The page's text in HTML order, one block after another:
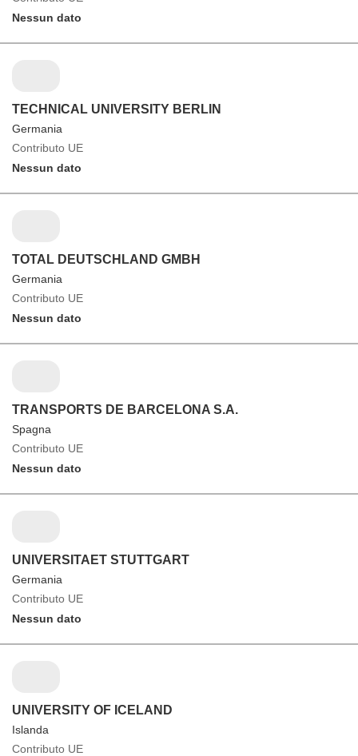
Nessun dato
TECHNICAL UNIVERSITY BERLIN
Germania
Contributo UE
Nessun dato
TOTAL DEUTSCHLAND GMBH
Germania
Contributo UE
Nessun dato
TRANSPORTS DE BARCELONA S.A.
Spagna
Contributo UE
Nessun dato
UNIVERSITAET STUTTGART
Germania
Contributo UE
Nessun dato
UNIVERSITY OF ICELAND
Islanda
Contributo UE